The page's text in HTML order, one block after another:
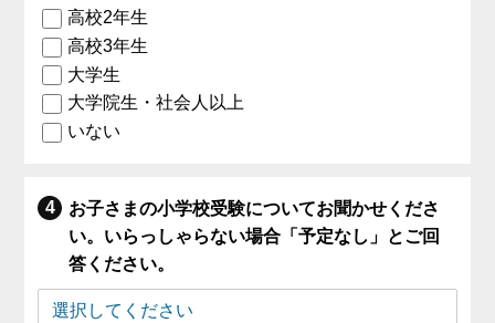
高校2年生
高校3年生
大学生
大学院生・社会人以上
いない
お子さまの小学校受験についてお聞かせくださ
い。いらっしゃらない場合「予定なし」とご回
答ください。